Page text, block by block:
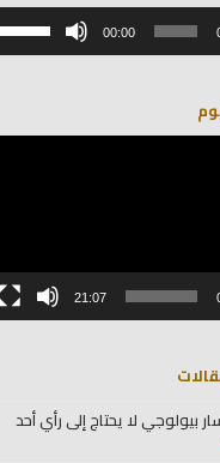
00:00
21:07
بيولوجي لا يحتاج إلى رأي أحد